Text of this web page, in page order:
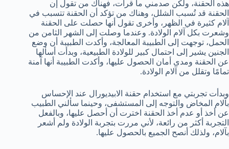
هذه الحقنة، ولكن صدمني ما قرأت، فهناك من تقول إن
الحقنة قد تُسبب الشلل، وهناك من تؤكد أن الحقنة تتسبب في
آلام كثيرة في الظهر، وأخرى تقول أنها حصلت على الحقنة
وشعرت بكل آلام الولادة. وعندما وصلت إلى الشهر الثامن من
الحمل، توجهت إلى الطبيبة المعالجة، وأكدت الطبيبة أن وضع
الجنين يشير إلى احتمال كبير للولادة الطبيعية، وبدأت أسألها
عن الحقنة ومدى أمان الحصول عليها، وأكدت الطبيبة أنها آمنة
تمامًا وتقلل من آلام الولادة.
وبدأت تجربتي مع استخدام حقنة الابيديورال عند الإحساس
بآلام المخاض والتوجه إلى المستشفى، وحينما سألني الطبيب
عن أخذ أو عدم أخذ الحقنة اخترت أن أحصل عليها، وبالفعل
التجربة أكثر من رائعة، لأني مررت بتجربة الولادة ولم أشعر
بآلام، ولذلك أنصح الجميع بالحصول عليها.